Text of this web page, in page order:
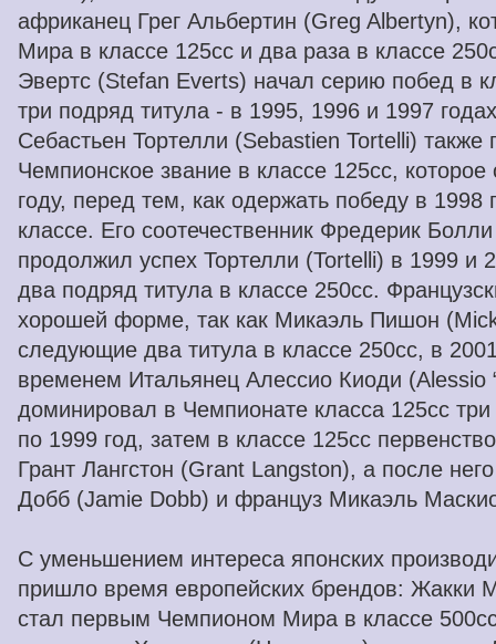
африканец Грег Альбертин (Greg Albertyn),
Мира в классе 125cc и два раза в классе
Эвертс (Stefan Everts) начал серию побед в
три подряд титула - в 1995, 1996 и 1997
Себастьен Тортелли (Sebastien Tortelli) также
Чемпионское звание в классе 125cc,
году, перед тем, как одержать победу в 1998
классе. Его соотечественник Фредерик
продолжил успех Тортелли (Tortelli) в 1999 и
два подряд титула в классе 250cc.
хорошей форме, так как Микаэль Пишон
следующие два титула в классе 250cc, в
временем Итальянец Алессио Киоди (Alessio
доминировал в Чемпионате класса 125cc
по 1999 год, затем в классе 125сс
Грант Лангстон (Grant Langston), а после
Добб (Jamie Dobb) и француз Микаэль
С уменьшением интереса японских
пришло время европейских брендов: Жакки
стал первым Чемпионом Мира в классе